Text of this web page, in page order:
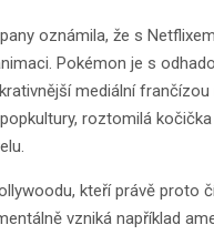
oznámila, že s
Pokémon je s
mediální
roztomilá
kteří právě proto
vzniká například